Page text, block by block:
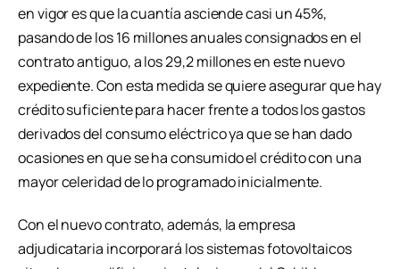
en vigor es que la cuantía asciende casi un 45%,
pasando de los 16 millones anuales consignados en el
contrato antiguo, a los 29,2 millones en este nuevo
expediente. Con esta medida se quiere asegurar que hay
crédito suficiente para hacer frente a todos los gastos
derivados del consumo eléctrico ya que se han dado
ocasiones en que se ha consumido el crédito con una
mayor celeridad de lo programado inicialmente.
Con el nuevo contrato, además, la empresa
adjudicataria incorporará los sistemas fotovoltaicos